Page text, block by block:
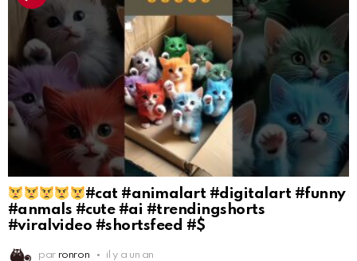
#cat #animalart #digitalart #funny
#anmals #cute #ai #trendingshorts
#viralvideo #shortsfeed #$
par ronron il y a un an